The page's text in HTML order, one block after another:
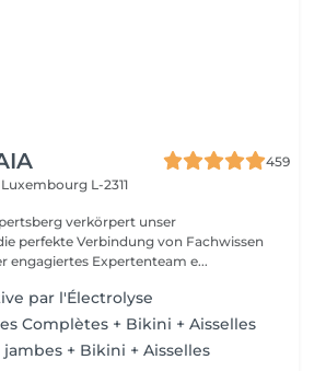
459
Luxembourg L-2311
verkörpert unser
perfekte Verbindung von Fachwissen
Unser engagiertes Expertenteam e...
par l'Électrolyse
Complètes + Bikini + Aisselles
jambes + Bikini + Aisselles